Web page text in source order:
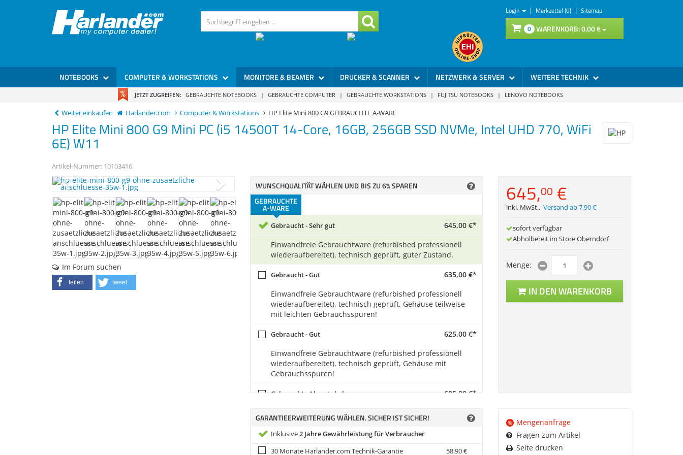
Login | Merkzettel (0) | Sitemap
0 WARENKORB:0,00€
NOTEBOOKS COMPUTER & WORKSTATIONS MONITORE & BEAMER DRUCKER & SCANNER NETZWERK & SERVER WEITERE TECHNIK
JETZT ZUGREIFEN: GEBRAUCHTE NOTEBOOKS | GEBRAUCHTE COMPUTER | GEBRAUCHTE WORKSTATIONS | FUJITSU NOTEBOOKS | LENOVO NOTEBOOKS
Weiter einkaufen Harlander.com Computer & Workstations HP Elite Mini 800 G9 GEBRAUCHTE A-WARE
HP Elite Mini 800 G9 Mini PC (i5 14500T 14-Core, 16GB, 256GB SSD NVMe, Intel UHD 770, WiFi
6E) W11
Artikel-Nummer: 10103416
Im Forum suchen
teilen tweet
WUNSCHQUALITÄT WÄHLEN UND BIS ZU 6% SPAREN
GEBRAUCHTE
A-WARE
Gebraucht - Sehr gut 645,00 €*
Einwandfreie Gebrauchtware (refurbished professionell
wiederaufbereitet), technisch geprüft, guter Zustand.
Gebraucht - Gut 635,00 €*
Einwandfreie Gebrauchtware (refurbished professionell
wiederaufbereitet), technisch geprüft, Gehäuse teilweise
mit leichten Gebrauchsspuren!
Gebraucht - Gut 625,00 €*
Einwandfreie Gebrauchtware (refurbished professionell
wiederaufbereitet), technisch geprüft, Gehäuse mit
Gebrauchsspuren!
Gebraucht - Akzeptabel 605, 00 €*
Gehäuse mit starken Gebrauchspuren! Die Funktion und
Performance des Gerätes wird dadurch nicht
beeinträchtigt!
GARANTIEERWEITERUNG WÄHLEN. SICHER IST SICHER!
Inklusive2 Jahre Gewährleistung für Verbraucher
30 Monate Harlander.com Technik-Garantie
58,90€
645,00 €
inkl. MwSt., Versand ab 7,90 €
sofort verfügbar
Abholbereit im Store Oberndorf
Menge:
IN DEN WARENKORB
%
Mengenanfrage
Fragen zum Artikel
Seite drucken